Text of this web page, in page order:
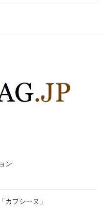
ン
カプシーヌ」